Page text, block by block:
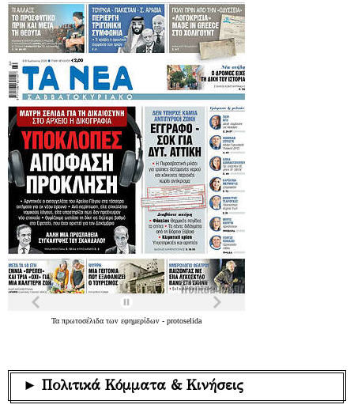
Τα πρωτοσέλιδα των εφημερίδων - protoselida
► Πολιτικά Κόμματα & Κινήσεις